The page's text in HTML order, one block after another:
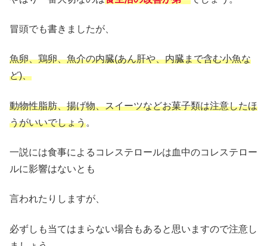
冒頭でも書きましたが、
魚卵、鶏卵、魚介の内臓(あん肝や、内臓まで含む小魚な
ど)、
動物性脂肪、揚げ物、スイーツなどお菓子類は注意したほ
うがいいでしょう。
一説には食事によるコレステロールは血中のコレステロー
ルに影響はないとも
言われたりしますが、
必ずしも当てはまらない場合もあると思いますので注意し